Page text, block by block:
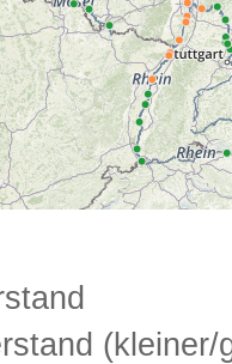
(kleiner/